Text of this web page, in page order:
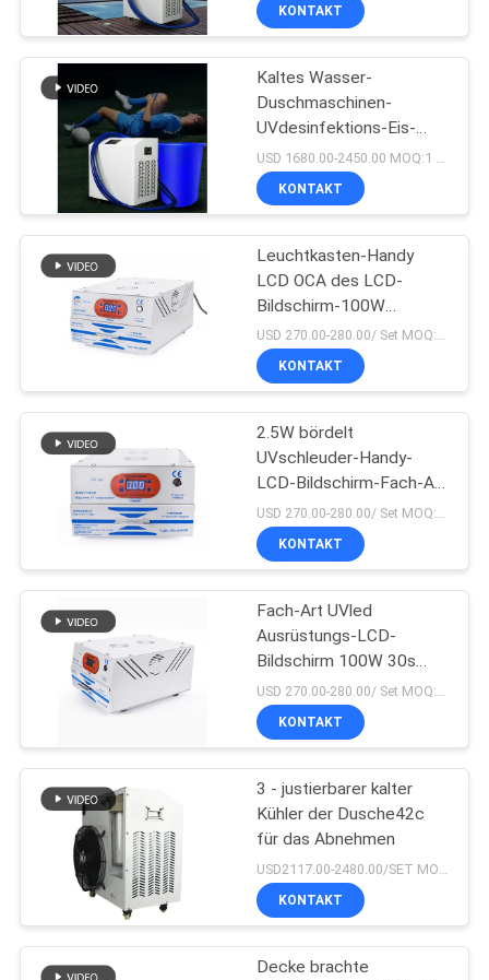
TRETEN
SIE
VERBINDUNG
NACHRICHTEN
SIE
EIN
ZITAT
PRIVACY
POLICY
UVled-Stelle, die
System kuriert
Eis-Bad-Kühler
38
Eis-Bad-Maschine
19
Brauchwasser-
Kühler
KONTAKT
Kaltes Wasser-
Duschmaschinen-
UVdesinfektions-Eis-
Bad-Kühler R410A für
athletische
Wiederaufnahme
KONTAKT
Leuchtkasten-Handy
LCD OCA des LCD-
Bildschirm-100W
kurierende UVreparatur USD 270.00-280.00/ Set MOQ:1 Satz
KONTAKT
2.5W bördelt
UVschleuder-Handy-
LCD-Bildschirm-Fach-Art
220V
USD 270.00-280.00/ Set MOQ:1 Satz
KONTAKT
Fach-Art UVled
Ausrüstungs-LCD-
Bildschirm 100W 30s
kurierend
KONTAKT
3 - justierbarer kalter
Kühler der Dusche42c
für das Abnehmen
KONTAKT
Decke brachte